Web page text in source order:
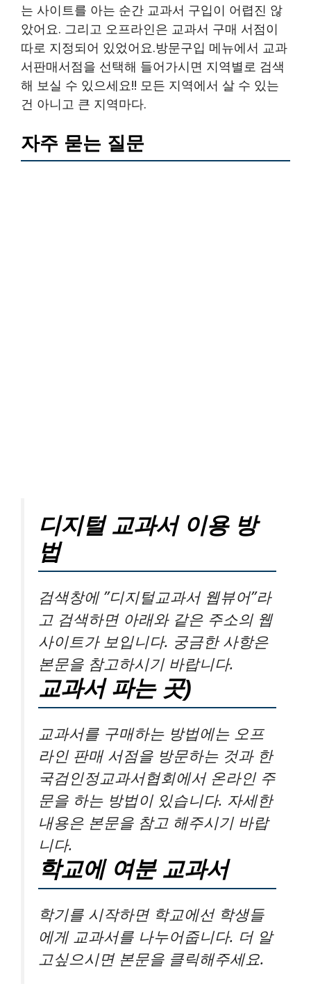
는 사이트를 아는 순간 교과서 구입이 어렵진 않
았어요. 그리고 오프라인은 교과서 구매 서점이
따로 지정되어 있었어요.방문구입 메뉴에서 교과
서판매서점을 선택해 들어가시면 지역별로 검색
해 보실 수 있으세요!! 모든 지역에서 살 수 있는
건 아니고 큰 지역마다.
자주 묻는 질문
디지털 교과서 이용 방
법
검색창에 ”디지털교과서 웹뷰어”라
고 검색하면 아래와 같은 주소의 웹
사이트가 보입니다. 궁금한 사항은
본문을 참고하시기 바랍니다.
교과서 파는 곳)
교과서를 구매하는 방법에는 오프
라인 판매 서점을 방문하는 것과 한
국검인정교과서협회에서 온라인 주
문을 하는 방법이 있습니다. 자세한
내용은 본문을 참고 해주시기 바랍
니다.
학교에 여분 교과서
학기를 시작하면 학교에선 학생들
에게 교과서를 나누어줍니다. 더 알
고싶으시면 본문을 클릭해주세요.